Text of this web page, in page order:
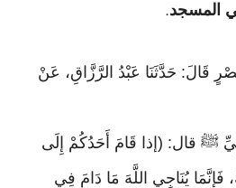
المسجد.
قَالَ: حَدَّثَنَا عَبْدُ الرَّزَّاقِ، عَنْ
ﷺ قال: (إذا قَامَ أَحَدُكُمْ إِلَى
فَإِنَّمَا يُنَاجِي اللَّهَ مَا دَامَ فِي